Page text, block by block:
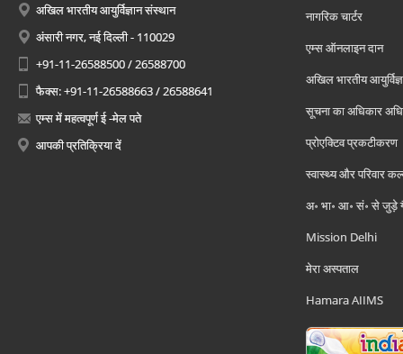
अखिल भारतीय आयुर्विज्ञान संस्थान
अंसारी नगर, नई दिल्ली - 110029
+91-11-26588500 / 26588700
फैक्स: +91-11-26588663 / 26588641
एम्स में महत्वपूर्ण ई -मेल पते
आपकी प्रतिक्रिया दें
नागरिक चार्टर
एम्स ऑनलाइन दान
अखिल भारतीय
सूचना का अधिकार
प्रोएक्टिव प्रकटीकरण
स्वास्थ्य और परिवार
अ॰ भा॰ आ॰ सं॰ से जुड़े
Mission Delhi
मेरा अस्पताल
Hamara AIIMS